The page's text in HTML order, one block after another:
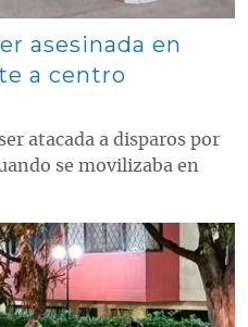
asesinada en
a centro
atacada a disparos por
se movilizaba en